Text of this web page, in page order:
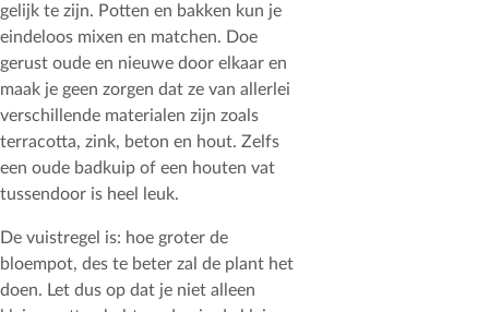
gelijk te zijn. Potten en bakken kun je
eindeloos mixen en matchen. Doe
gerust oude en nieuwe door elkaar en
maak je geen zorgen dat ze van allerlei
verschillende materialen zijn zoals
terracotta, zink, beton en hout. Zelfs
een oude badkuip of een houten vat
tussendoor is heel leuk.
De vuistregel is: hoe groter de
bloempot, des te beter zal de plant het
doen. Let dus op dat je niet alleen